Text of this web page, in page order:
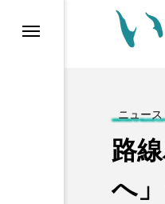
ニュース
路
へ